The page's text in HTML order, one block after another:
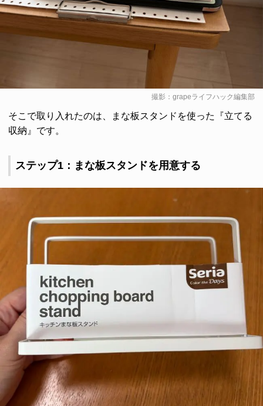
撮影：grapeライフハック編集部
そこで取り入れたのは、まな板スタンドを使った『立てる
収納』です。
ステップ1：まな板スタンドを用意する